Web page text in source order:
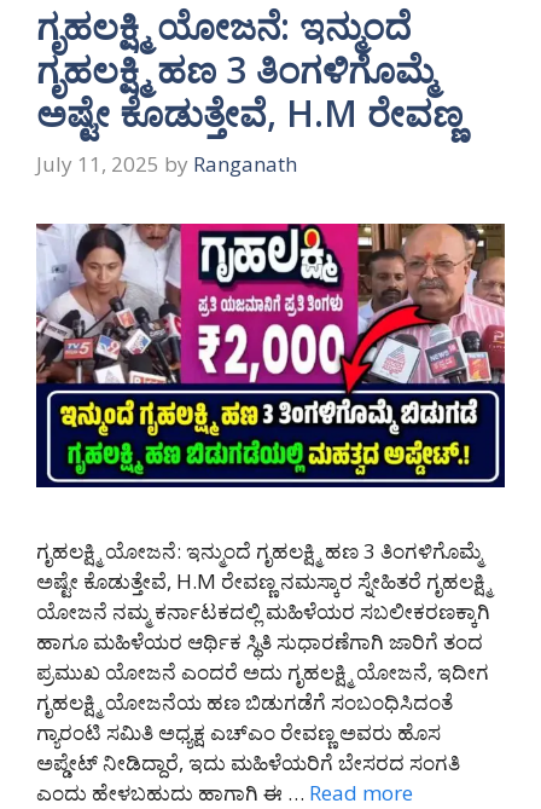
ಗೃಹಲಕ್ಷ್ಮಿ ಯೋಜನೆ: ಇನ್ಮುಂದೆ
ಗೃಹಲಕ್ಷ್ಮಿ ಹಣ 3 ತಿಂಗಳಿಗೊಮ್ಮೆ
ಅಷ್ಟೇ ಕೊಡುತ್ತೇವೆ, H.M ರೇವಣ್ಣ
July 11, 2025 by Ranganath
ಗೃಹಲಕ್ಷ್ಮಿ ಯೋಜನೆ: ಇನ್ಮುಂದೆ ಗೃಹಲಕ್ಷ್ಮಿ ಹಣ 3 ತಿಂಗಳಿಗೊಮ್ಮೆ
ಅಷ್ಟೇ ಕೊಡುತ್ತೇವೆ, H.M ರೇವಣ್ಣ ನಮಸ್ಕಾರ ಸ್ನೇಹಿತರೆ ಗೃಹಲಕ್ಷ್ಮಿ
ಯೋಜನೆ ನಮ್ಮ ಕರ್ನಾಟಕದಲ್ಲಿ ಮಹಿಳೆಯರ ಸಬಲೀಕರಣಕ್ಕಾಗಿ
ಹಾಗೂ ಮಹಿಳೆಯರ ಆರ್ಥಿಕ ಸ್ಥಿತಿ ಸುಧಾರಣೆಗಾಗಿ ಜಾರಿಗೆ ತಂದ
ಪ್ರಮುಖ ಯೋಜನೆ ಎಂದರೆ ಅದು ಗೃಹಲಕ್ಷ್ಮಿ ಯೋಜನೆ, ಇದೀಗ
ಗೃಹಲಕ್ಷ್ಮಿ ಯೋಜನೆಯ ಹಣ ಬಿಡುಗಡೆಗೆ ಸಂಬಂಧಿಸಿದಂತೆ
ಗ್ಯಾರಂಟಿ ಸಮಿತಿ ಅಧ್ಯಕ್ಷ ಎಚ್ಎಂ ರೇವಣ್ಣ ಅವರು ಹೊಸ
ಅಪ್ಡೇಟ್ ನೀಡಿದ್ದಾರೆ, ಇದು ಮಹಿಳೆಯರಿಗೆ ಬೇಸರದ ಸಂಗತಿ
ಎಂದು ಹೇಳಬಹುದು ಹಾಗಾಗಿ ಈ … Read more